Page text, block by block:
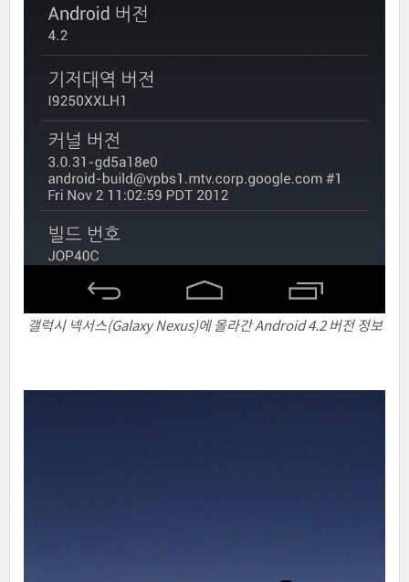
갤럭시 넥서스(Galaxy Nexus)에 올라간 Android 4.2 버전 정보